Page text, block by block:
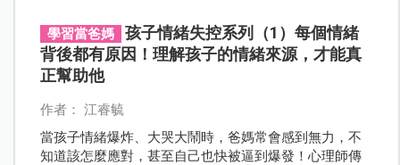
學習當爸媽
孩子情緒失控系列（1）每個情緒
背後都有原因！理解孩子的情緒來源，才能真
正幫助他
作者： 江睿毓
當孩子情緒爆炸、大哭大鬧時，爸媽常會感到無力，不
知道該怎麼應對，甚至自己也快被逼到爆發！心理師傳